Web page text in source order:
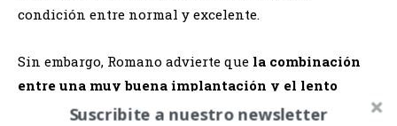
condición entre normal y excelente.
Sin embargo, Romano advierte que la combinación
entre una muy buena implantación y el lento
ritmo de ventas del stock remanente de la
Suscribite a nuestro newsletter